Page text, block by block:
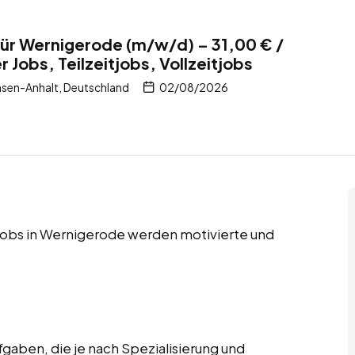
Wernigerode (m/w/d) – 31,00 € /
Jobs, Teilzeitjobs, Vollzeitjobs
Anhalt, Deutschland 02/08/2026
in Wernigerode werden motivierte und
die je nach Spezialisierung und